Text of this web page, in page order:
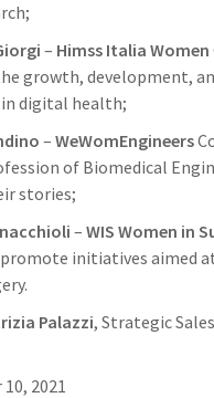
– Himss Italia Women
growth, development,
in digital health;
– WeWomEngineers
of Biomedical
stories;
– WIS Women in
initiatives aimed
Palazzi, Strategic
2021